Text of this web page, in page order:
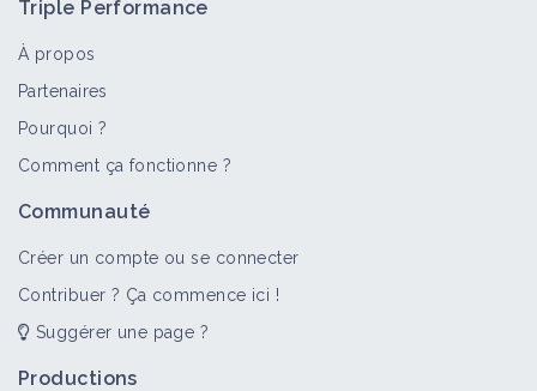
Triple Performance
À propos
Partenaires
Pourquoi ?
Comment ça fonctionne ?
Communauté
Créer un compte ou se connecter
Contribuer ? Ça commence ici !
Suggérer une page ?
Productions